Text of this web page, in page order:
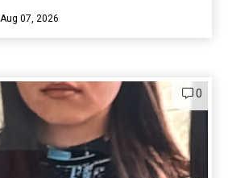
Aug 07, 2026
0